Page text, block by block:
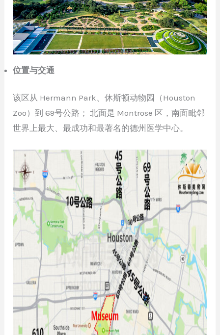
位置与交通
该区从 Hermann Park、休斯顿动物园（Houston
Zoo）到 69号公路； 北面是 Montrose 区，南面毗邻
世界上最大、最成功和最著名的德州医学中心。